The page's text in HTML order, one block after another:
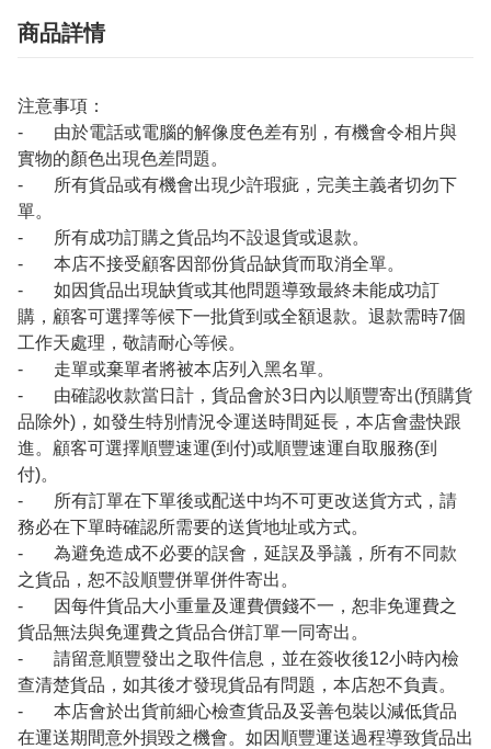
商品詳情
注意事項：
- 由於電話或電腦的解像度色差有别，有機會令相片與
實物的顏色出現色差問題。
- 所有貨品或有機會出現少許瑕疵，完美主義者切勿下
單。
- 所有成功訂購之貨品均不設退貨或退款。
- 本店不接受顧客因部份貨品缺貨而取消全單。
- 如因貨品出現缺貨或其他問題導致最終未能成功訂
購，顧客可選擇等候下一批貨到或全額退款。退款需時7個
工作天處理，敬請耐心等候。
- 走單或棄單者將被本店列入黑名單。
- 由確認收款當日計，貨品會於3日內以順豐寄出(預購貨
品除外)，如發生特別情況令運送時間延長，本店會盡快跟
進。顧客可選擇順豐速運(到付)或順豐速運自取服務(到
付)。
- 所有訂單在下單後或配送中均不可更改送貨方式，請
務必在下單時確認所需要的送貨地址或方式。
- 為避免造成不必要的誤會，延誤及爭議，所有不同款
之貨品，恕不設順豐併單併件寄出。
- 因每件貨品大小重量及運費價錢不一，恕非免運費之
貨品無法與免運費之貨品合併訂單一同寄出。
- 請留意順豐發出之取件信息，並在簽收後12小時內檢
查清楚貨品，如其後才發現貨品有問題，本店恕不負責。
- 本店會於出貨前細心檢查貨品及妥善包裝以減低貨品
在運送期間意外損毀之機會。如因順豐運送過程導致貨品出